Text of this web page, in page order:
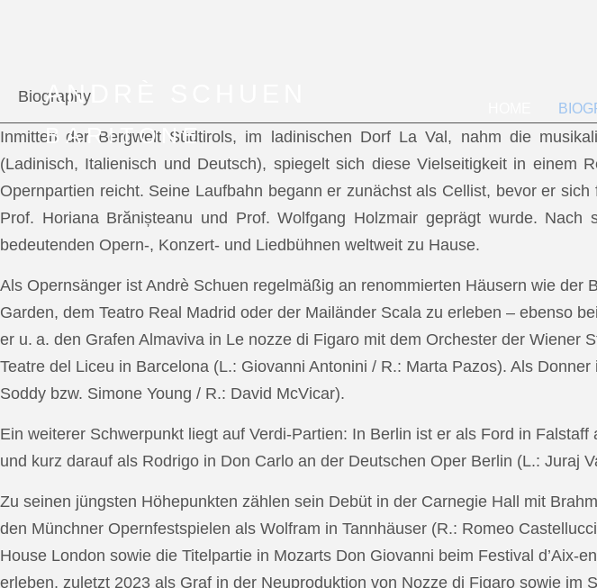
ANDRÈ SCHUEN
BARITONE
Biography
Inmitten der Bergwelt Südtirols, im ladinischen Dorf La Val, nahm die
(Ladinisch, Italienisch und Deutsch), spiegelt sich diese Vielseitigkeit in einem
Opernpartien reicht. Seine Laufbahn begann er zunächst als Cellist, bevor er
Prof. Horiana Brănișteanu und Prof. Wolfgang Holzmair geprägt wurde.
bedeutenden Opern-, Konzert- und Liedbühnen weltweit zu Hause.
Als Opernsänger ist Andrè Schuen regelmäßig an renommierten Häusern wie
Garden, dem Teatro Real Madrid oder der Mailänder Scala zu erleben – ebenso
er u. a. den Grafen Almaviva in Le nozze di Figaro mit dem Orchester der
Teatre del Liceu in Barcelona (L.: Giovanni Antonini / R.: Marta Pazos). Als
Soddy bzw. Simone Young / R.: David McVicar).
Ein weiterer Schwerpunkt liegt auf Verdi-Partien: In Berlin ist er als Ford in
und kurz darauf als Rodrigo in Don Carlo an der Deutschen Oper Berlin (L.: Juraj
Zu seinen jüngsten Höhepunkten zählen sein Debüt in der Carnegie Hall mit
den Münchner Opernfestspielen als Wolfram in Tannhäuser (R.: Romeo
House London sowie die Titelpartie in Mozarts Don Giovanni beim Festival
erleben, zuletzt 2023 als Graf in der Neuproduktion von Nozze di Figaro sowie im